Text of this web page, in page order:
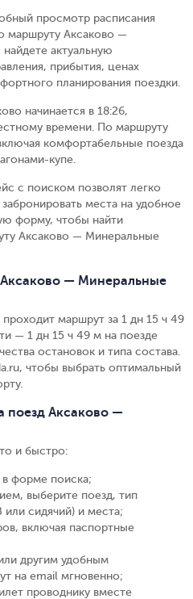
просмотр расписания
маршруту Аксаково —
актуальную
прибытия, ценах
планирования поездки.
начинается в 18:26,
времени. По маршруту
комфортабельные поезда
купе.
с поиском позволят легко
места на удобное
форму, чтобы найти
Аксаково — Минеральные
Аксаково — Минеральные
маршрут за 1 дн 15 ч 49
— 1 дн 15 ч 49 м на поезде
остановок и типа состава.
чтобы выбрать оптимальный
поезд Аксаково —
и быстро:
в форме поиска;
выберите поезд, тип
или сидячий) и места;
включая паспортные
другим удобным
на email мгновенно;
проводнику вместе